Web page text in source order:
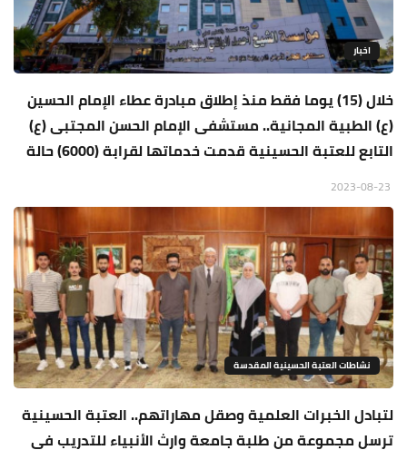
اخبار
خلال (15) يوما فقط منذ إطلاق مبادرة عطاء الإمام الحسين
(ع) الطبية المجانية.. مستشفى الإمام الحسن المجتبى (ع)
التابع للعتبة الحسينية قدمت خدماتها لقرابة (6000) حالة
نشاطات العتبة الحسينية المقدسة
لتبادل الخبرات العلمية وصقل مهاراتهم.. العتبة الحسينية
ترسل مجموعة من طلبة جامعة وارث الأنبياء للتدريب في